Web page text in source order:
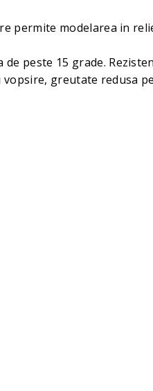
permite modelarea in
peste 15 grade.
greutate redusa